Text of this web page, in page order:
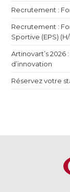
Recrutement :
Recrutement :
Sportive (EPS) (H/
Artinovart’s
d’innovation
Réservez votre